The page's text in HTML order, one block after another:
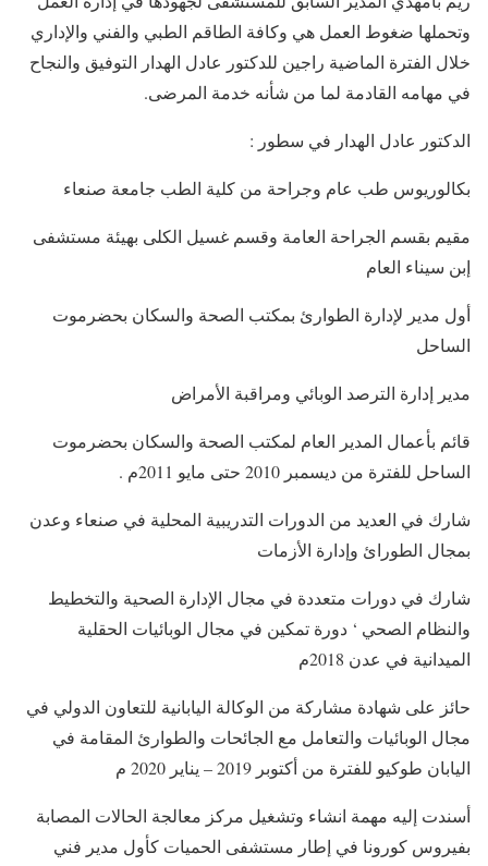
وتحملها ضغوط العمل هي وكافة الطاقم الطبي والفني والإداري
خلال الفترة الماضية راجين للدكتور عادل الهدار التوفيق والنجاح
في مهامه القادمة لما من شأنه خدمة المرضى.
الدكتور عادل الهدار في سطور :
بكالوريوس طب عام وجراحة من كلية الطب جامعة صنعاء
مقيم بقسم الجراحة العامة وقسم غسيل الكلى بهيئة مستشفى
إبن سيناء العام
أول مدير لإدارة الطوارئ بمكتب الصحة والسكان بحضرموت
الساحل
مدير إدارة الترصد الوبائي ومراقبة الأمراض
قائم بأعمال المدير العام لمكتب الصحة والسكان بحضرموت
الساحل للفترة من ديسمبر 2010 حتى مايو 2011م .
شارك في العديد من الدورات التدريبية المحلية في صنعاء وعدن
بمجال الطورائ وإدارة الأزمات
شارك في دورات متعددة في مجال الإدارة الصحية والتخطيط
والنظام الصحي ‘ دورة تمكين في مجال الوبائيات الحقلية
الميدانية في عدن 2018م
حائز على شهادة مشاركة من الوكالة اليابانية للتعاون الدولي في
مجال الوبائيات والتعامل مع الجائحات والطوارئ المقامة في
اليابان طوكيو للفترة من أكتوبر 2019 – يناير 2020 م
أسندت إليه مهمة انشاء وتشغيل مركز معالجة الحالات المصابة
بفيروس كورونا في إطار مستشفى الحميات كأول مدير فني